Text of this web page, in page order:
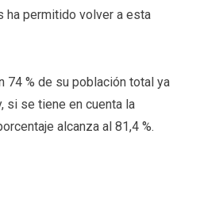
ha permitido volver a esta
74 % de su población total ya
si se tiene en cuenta la
alcanza al 81,4 %.